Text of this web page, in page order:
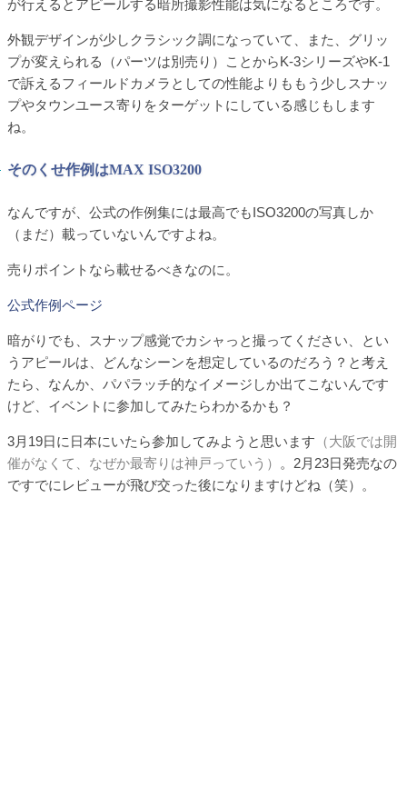
が行えるとアピールする暗所撮影性能は気になるところです。
外観デザインが少しクラシック調になっていて、また、グリッ
プが変えられる（パーツは別売り）ことからK-3シリーズやK-1
で訴えるフィールドカメラとしての性能よりももう少しスナッ
プやタウンユース寄りをターゲットにしている感じもします
ね。
そのくせ作例はMAX ISO3200
なんですが、公式の作例集には最高でもISO3200の写真しか
（まだ）載っていないんですよね。
売りポイントなら載せるべきなのに。
公式作例ページ
暗がりでも、スナップ感覚でカシャっと撮ってください、とい
うアピールは、どんなシーンを想定しているのだろう？と考え
たら、なんか、パパラッチ的なイメージしか出てこないんです
けど、イベントに参加してみたらわかるかも？
3月19日に日本にいたら参加してみようと思います （大阪では開
催がなくて、なぜか最寄りは神戸っていう）
。2月23日発売なの
ですでにレビューが飛び交った後になりますけどね（笑）。